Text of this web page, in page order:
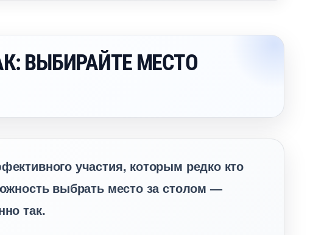
ВЫБИРАЙТЕ МЕСТО
участия, которым редко кто
выбрать место за столом —
так.